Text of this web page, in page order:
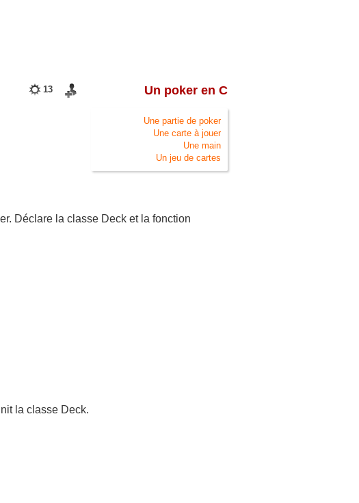
Un poker en C
Une partie de poker
Une carte à jouer
Une main
Un jeu de cartes
13
Déclare la classe Deck et la fonction
la classe Deck.